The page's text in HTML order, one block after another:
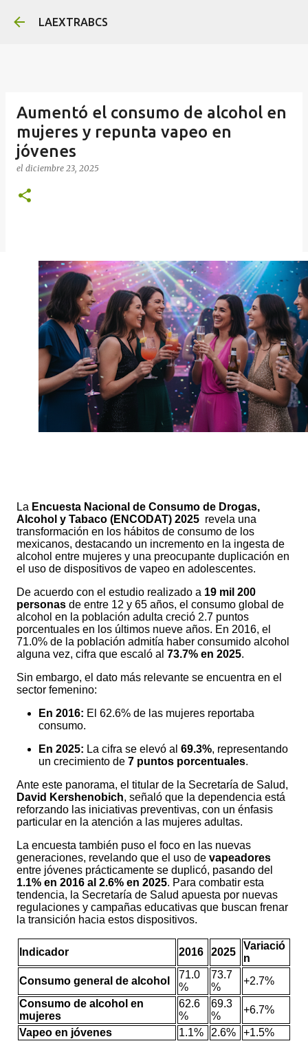
LAEXTRABCS
Aumentó el consumo de alcohol en
mujeres y repunta vapeo en
jóvenes
el diciembre 23, 2025
La Encuesta Nacional de Consumo de Drogas,
Alcohol y Tabaco (ENCODAT) 2025 revela una
transformación en los hábitos de consumo de los
mexicanos, destacando un incremento en la ingesta de
alcohol entre mujeres y una preocupante duplicación en
el uso de dispositivos de vapeo en adolescentes.
De acuerdo con el estudio realizado a 19 mil 200
personas de entre 12 y 65 años, el consumo global de
alcohol en la población adulta creció 2.7 puntos
porcentuales en los últimos nueve años. En 2016, el
71.0% de la población admitía haber consumido alcohol
alguna vez, cifra que escaló al 73.7% en 2025.
Sin embargo, el dato más relevante se encuentra en el
sector femenino:
En 2016: El 62.6% de las mujeres reportaba
consumo.
En 2025: La cifra se elevó al 69.3%, representando
un crecimiento de 7 puntos porcentuales.
Ante este panorama, el titular de la Secretaría de Salud,
David Kershenobich, señaló que la dependencia está
reforzando las iniciativas preventivas, con un énfasis
particular en la atención a las mujeres adultas.
La encuesta también puso el foco en las nuevas
generaciones, revelando que el uso de vapeadores
entre jóvenes prácticamente se duplicó, pasando del
1.1% en 2016 al 2.6% en 2025. Para combatir esta
tendencia, la Secretaría de Salud apuesta por nuevas
regulaciones y campañas educativas que buscan frenar
la transición hacia estos dispositivos.
Indicador 2016 2025
Variació
n
Consumo general de alcohol
71.0
%
73.7
%
+2.7%
Consumo de alcohol en
mujeres
62.6
%
69.3
%
+6.7%
Vapeo en jóvenes
1.1% 2.6% +1.5%